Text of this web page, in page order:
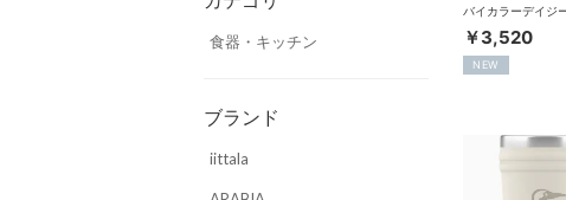
食器・キッチン
ブランド
iittala
￥3,520
NEW